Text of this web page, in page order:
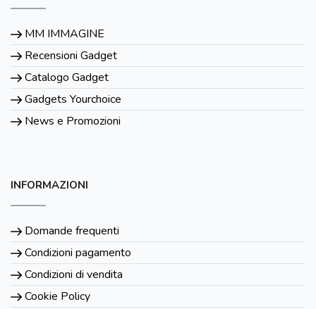
MM IMMAGINE
Recensioni Gadget
Catalogo Gadget
Gadgets Yourchoice
News e Promozioni
INFORMAZIONI
Domande frequenti
Condizioni pagamento
Condizioni di vendita
Cookie Policy